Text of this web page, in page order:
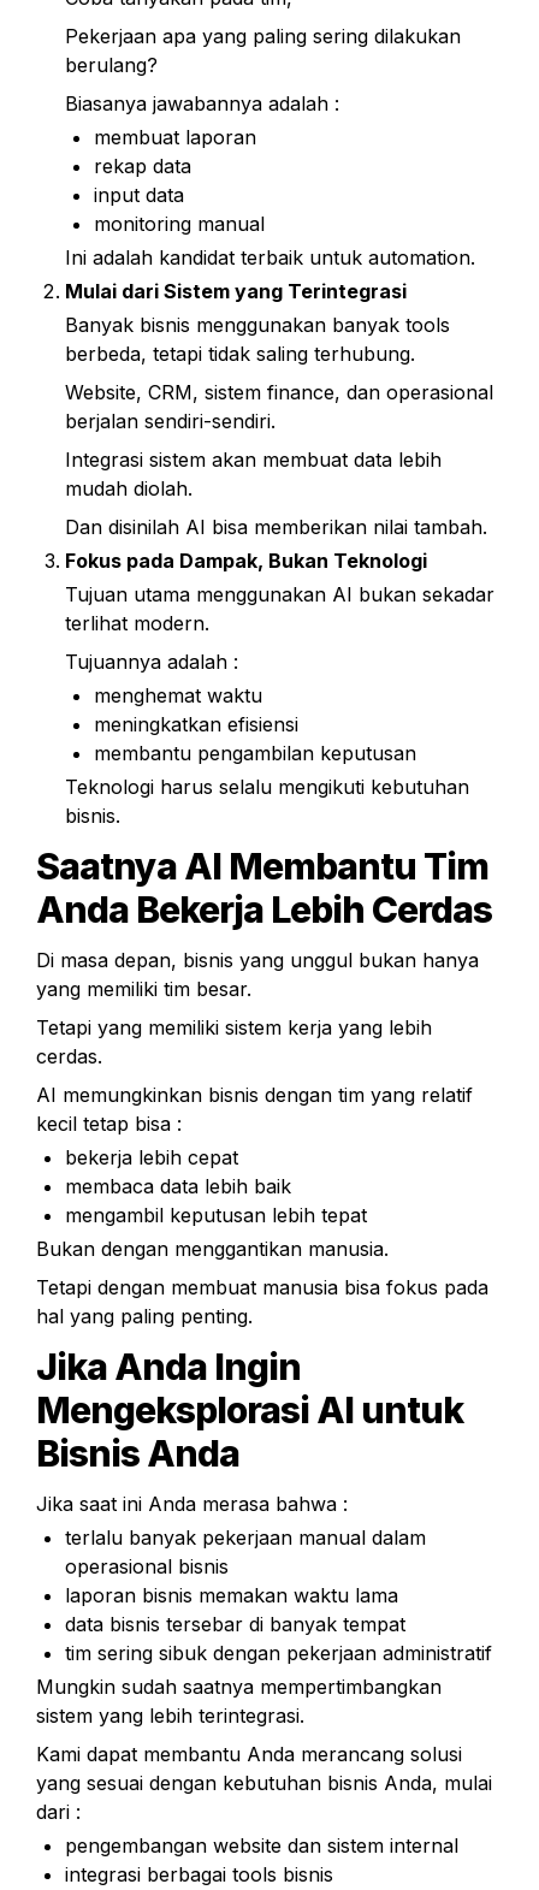
Pekerjaan apa yang paling sering dilakukan
berulang?
Biasanya jawabannya adalah :
membuat laporan
rekap data
input data
monitoring manual
Ini adalah kandidat terbaik untuk automation.
Mulai dari Sistem yang Terintegrasi
Banyak bisnis menggunakan banyak tools
berbeda, tetapi tidak saling terhubung.
Website, CRM, sistem finance, dan operasional
berjalan sendiri-sendiri.
Integrasi sistem akan membuat data lebih
mudah diolah.
Dan disinilah AI bisa memberikan nilai tambah.
Fokus pada Dampak, Bukan Teknologi
Tujuan utama menggunakan AI bukan sekadar
terlihat modern.
Tujuannya adalah :
menghemat waktu
meningkatkan efisiensi
membantu pengambilan keputusan
Teknologi harus selalu mengikuti kebutuhan
bisnis.
Saatnya AI Membantu Tim
Anda Bekerja Lebih Cerdas
Di masa depan, bisnis yang unggul bukan hanya
yang memiliki tim besar.
Tetapi yang memiliki sistem kerja yang lebih
cerdas.
AI memungkinkan bisnis dengan tim yang relatif
kecil tetap bisa :
bekerja lebih cepat
membaca data lebih baik
mengambil keputusan lebih tepat
Bukan dengan menggantikan manusia.
Tetapi dengan membuat manusia bisa fokus pada
hal yang paling penting.
Jika Anda Ingin
Mengeksplorasi AI untuk
Bisnis Anda
Jika saat ini Anda merasa bahwa :
terlalu banyak pekerjaan manual dalam
operasional bisnis
laporan bisnis memakan waktu lama
data bisnis tersebar di banyak tempat
tim sering sibuk dengan pekerjaan administratif
Mungkin sudah saatnya mempertimbangkan
sistem yang lebih terintegrasi.
Kami dapat membantu Anda merancang solusi
yang sesuai dengan kebutuhan bisnis Anda, mulai
dari :
pengembangan website dan sistem internal
integrasi berbagai tools bisnis